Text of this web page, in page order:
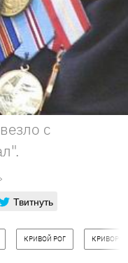
с
Твитнуть
КРИВОЙ РОГ